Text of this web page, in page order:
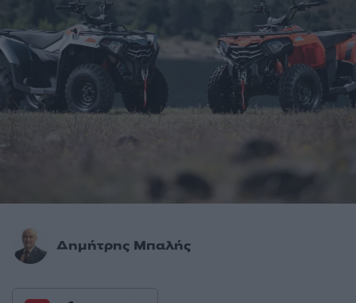
Δημήτρης Μπαλής